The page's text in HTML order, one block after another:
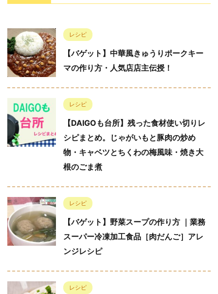
レシピ
【バゲット】中華風きゅうりポークキー
マの作り方・人気店店主伝授！
レシピ
【DAIGOも台所】残った食材使い切りレ
シピまとめ。じゃがいもと豚肉の炒め
物・キャベツとちくわの梅風味・焼き大
根のごま煮
レシピ
【バゲット】野菜スープの作り方 ｜業務
スーパー冷凍加工食品［肉だんご］アレ
ンジレシピ
レシピ